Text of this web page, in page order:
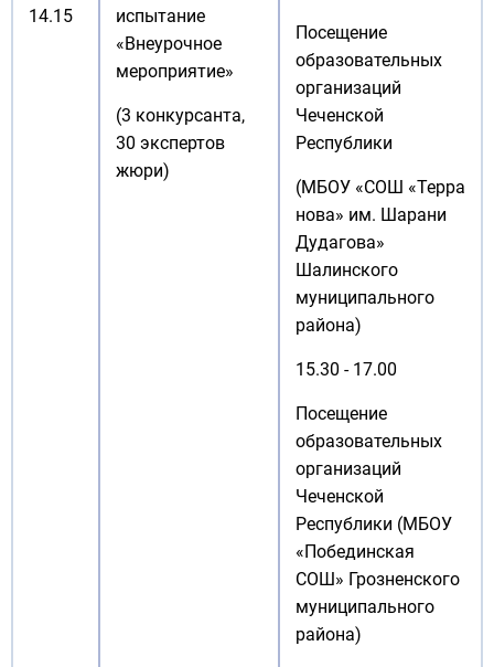
14.15
испытание
«Внеурочное
мероприятие»
(3 конкурсанта,
30 экспертов
жюри)
Посещение
образовательных
организаций
Чеченской
Республики
(МБОУ «СОШ «Терра
нова» им. Шарани
Дудагова»
Шалинского
муниципального
района)
15.30 - 17.00
Посещение
образовательных
организаций
Чеченской
Республики (МБОУ
«Побединская
СОШ» Грозненского
муниципального
района)